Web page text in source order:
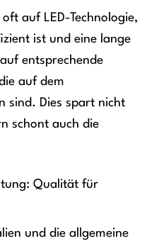
auf LED-Technologie,
ist und eine lange
entsprechende
auf dem
sind. Dies spart nicht
schont auch die
Qualität für
und die allgemeine